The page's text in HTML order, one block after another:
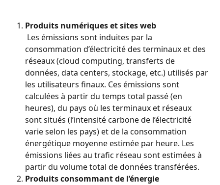
Produits numériques et sites web
consommation d’électricité des terminaux et des
réseaux (cloud computing, transferts de
données, data centers, stockage, etc.) utilisés par
les utilisateurs finaux. Ces émissions sont
calculées à partir du temps total passé (en
heures), du pays où les terminaux et réseaux
sont situés (l’intensité carbone de l’électricité
varie selon les pays) et de la consommation
énergétique moyenne estimée par heure. Les
émissions liées au trafic réseau sont estimées à
partir du volume total de données transférées.
Produits consommant de l’énergie